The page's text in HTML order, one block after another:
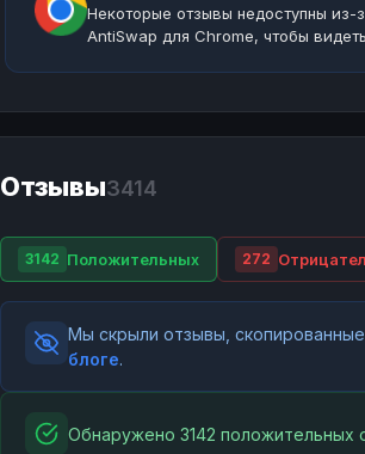
Некоторые отзывы недоступны
AntiSwap для Chrome, чтобы
Отзывы3414
3142 Положительных 272
Мы скрыли отзывы,
блоге.
Обнаружено 3142 положительных